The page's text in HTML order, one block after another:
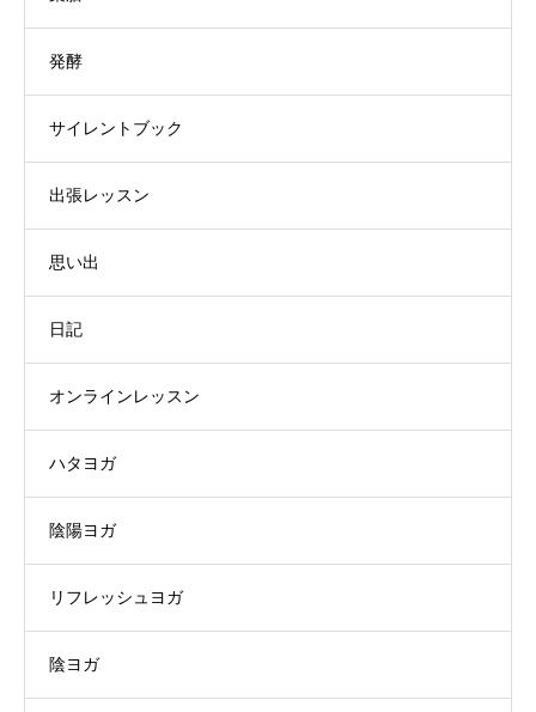
発酵
サイレントブック
出張レッスン
思い出
日記
オンラインレッスン
ハタヨガ
陰陽ヨガ
リフレッシュヨガ
陰ヨガ